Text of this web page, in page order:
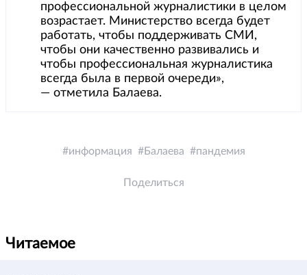
профессиональной журналистики в целом
возрастает. Министерство всегда будет
работать, чтобы поддерживать СМИ,
чтобы они качественно развивались и
чтобы профессиональная журналистика
всегда была в первой очереди»,
— отметила Балаева.
информация Балаева пандемия
Поделиться
Читаемое